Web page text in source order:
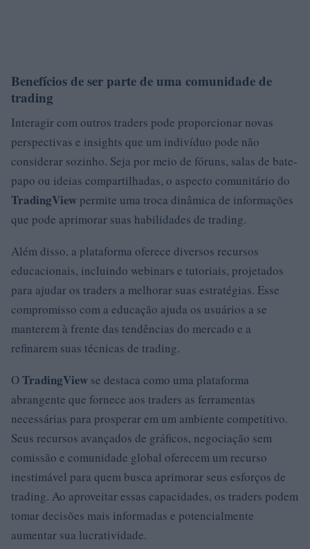
Benefícios de ser parte de uma comunidade de
trading
Interagir com outros traders pode proporcionar novas
perspectivas e insights que um indivíduo pode não
considerar sozinho. Seja por meio de fóruns, salas de bate-
papo ou ideias compartilhadas, o aspecto comunitário do
TradingView permite uma troca dinâmica de informações
que pode aprimorar suas habilidades de trading.
Além disso, a plataforma oferece diversos recursos
educacionais, incluindo webinars e tutoriais, projetados
para ajudar os traders a melhorar suas estratégias. Esse
compromisso com a educação ajuda os usuários a se
manterem à frente das tendências do mercado e a
refinarem suas técnicas de trading.
OTradingView se destaca como uma plataforma
abrangente que fornece aos traders as ferramentas
necessárias para prosperar em um ambiente competitivo.
Seus recursos avançados de gráficos, negociação sem
comissão e comunidade global oferecem um recurso
inestimável para quem busca aprimorar seus esforços de
trading. Ao aproveitar essas capacidades, os traders podem
tomar decisões mais informadas e potencialmente
aumentar sua lucratividade.